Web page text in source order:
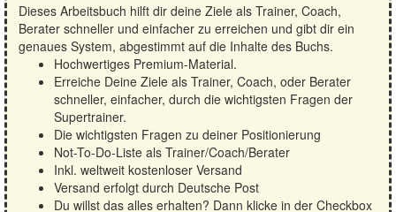
Dieses Arbeitsbuch hilft dir deine Ziele als Trainer, Coach,
Berater schneller und einfacher zu erreichen und gibt dir ein
genaues System, abgestimmt auf die Inhalte des Buchs.
Hochwertiges Premium-Material.
Erreiche Deine Ziele als Trainer, Coach, oder Berater
schneller, einfacher, durch die wichtigsten Fragen der
Supertrainer.
Die wichtigsten Fragen zu deiner Positionierung
Not-To-Do-Liste als Trainer/Coach/Berater
Inkl. weltweit kostenloser Versand
Versand erfolgt durch Deutsche Post
Du willst das alles erhalten? Dann klicke in der Checkbox